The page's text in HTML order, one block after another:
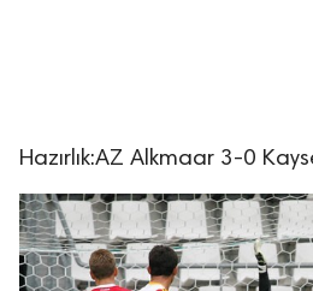
Hazırlık:AZ Alkmaar 3-0